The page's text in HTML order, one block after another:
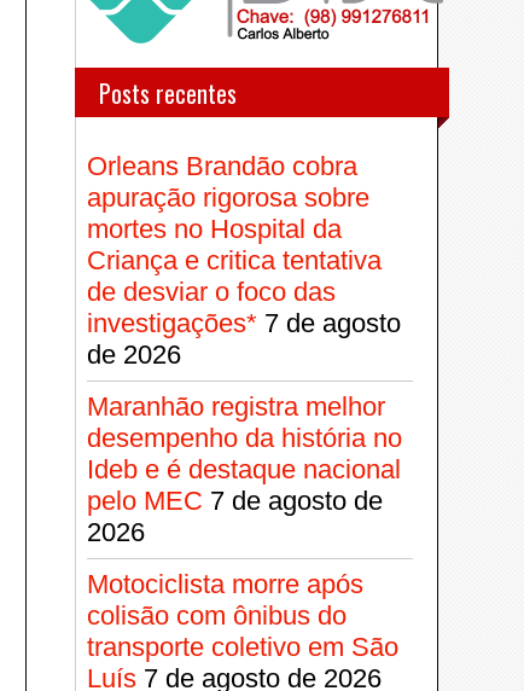
Posts recentes
Orleans Brandão cobra
apuração rigorosa sobre
mortes no Hospital da
Criança e critica tentativa
de desviar o foco das
investigações* 7 de agosto
de 2026
Maranhão registra melhor
desempenho da história no
Ideb e é destaque nacional
pelo MEC 7 de agosto de
2026
Motociclista morre após
colisão com ônibus do
transporte coletivo em São
Luís 7 de agosto de 2026